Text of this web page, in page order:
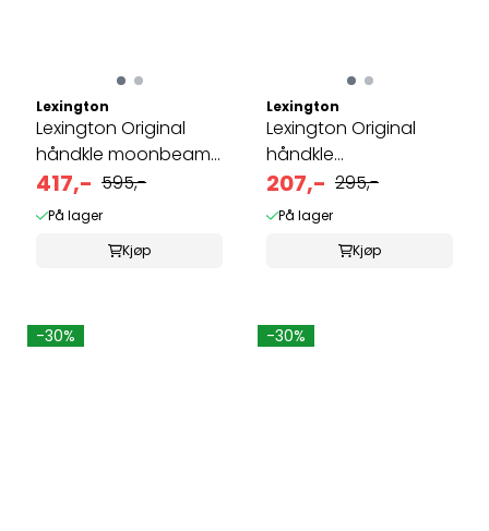
Lexington
Lexington Original
håndkle moonbeam
70x130
417,- 595,-
På lager
Kjøp
Lexington
Lexington Original
håndkle
Shadow 50x70
207,- 295,-
På lager
Kjøp
-30% -30%